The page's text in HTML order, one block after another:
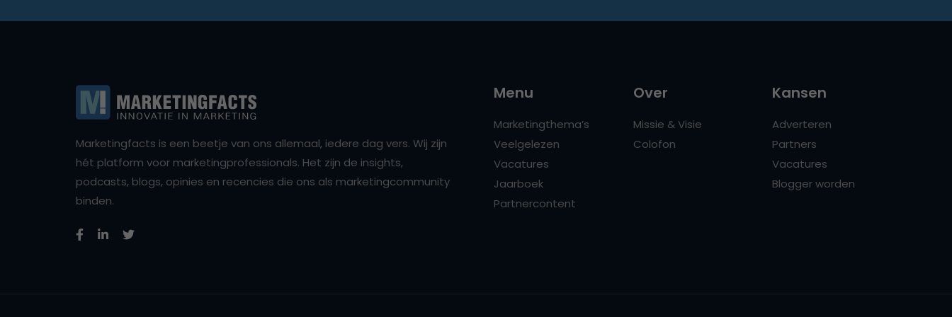
Marketingfacts is een beetje van ons allemaal, iedere dag vers. Wij zijn
hét platform voor marketingprofessionals. Het zijn de insights,
podcasts, blogs, opinies en recencies die ons als marketingcommunity
binden.
Menu
Marketingthema’s
Veelgelezen
Vacatures
Jaarboek
Partnercontent
Over
Missie & Visie
Colofon
Kansen
Adverteren
Partners
Vacatures
Blogger worden